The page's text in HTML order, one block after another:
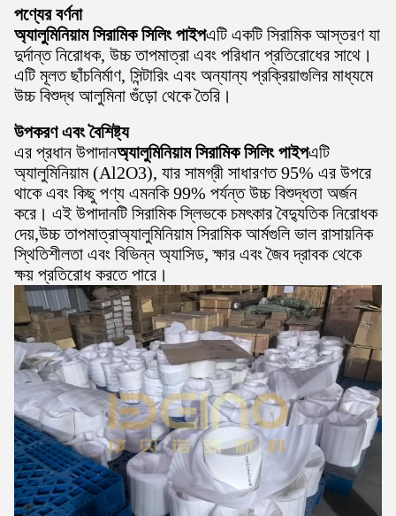
পণ্যের বর্ণনা
অ্যালুমিনিয়াম সিরামিক সিলিং পাইপএটি একটি সিরামিক আস্তরণ যা
দুর্দান্ত নিরোধক, উচ্চ তাপমাত্রা এবং পরিধান প্রতিরোধের সাথে।
এটি মূলত ছাঁচনির্মাণ, সিন্টারিং এবং অন্যান্য প্রক্রিয়াগুলির মাধ্যমে
উচ্চ বিশুদ্ধ আলুমিনা গুঁড়ো থেকে তৈরি।
উপকরণ এবং বৈশিষ্ট্য
এর প্রধান উপাদানঅ্যালুমিনিয়াম সিরামিক সিলিং পাইপএটি
অ্যালুমিনিয়াম (Al2O3), যার সামগ্রী সাধারণত 95% এর উপরে
থাকে এবং কিছু পণ্য এমনকি 99% পর্যন্ত উচ্চ বিশুদ্ধতা অর্জন
করে। এই উপাদানটি সিরামিক স্লিভকে চমৎকার বৈদ্যুতিক নিরোধক
দেয়,উচ্চ তাপমাত্রাঅ্যালুমিনিয়াম সিরামিক আর্মগুলি ভাল রাসায়নিক
স্থিতিশীলতা এবং বিভিন্ন অ্যাসিড, ক্ষার এবং জৈব দ্রাবক থেকে
ক্ষয় প্রতিরোধ করতে পারে।